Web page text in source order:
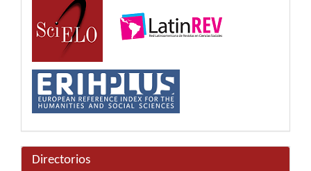
Directorios